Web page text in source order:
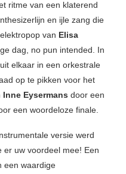
ritme van een klaterend
en ijle zang die
van Elisa
dag, no pun intended. In
elkaar in een orkestrale
op te pikken voor het
Inne Eysermans door een
een woordeloze finale.
versie werd
er uw voordeel mee! Een
een waardige